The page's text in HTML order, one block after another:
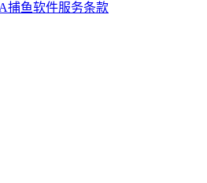
捕鱼软件服务条款